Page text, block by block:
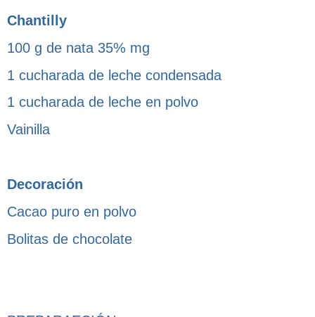
Chantilly
100 g de nata 35% mg
1 cucharada de leche condensada
1 cucharada de leche en polvo
Vainilla
Decoración
Cacao puro en polvo
Bolitas de chocolate